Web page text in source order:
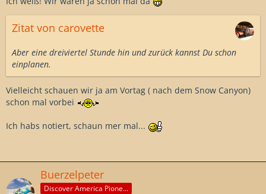
Zitat von carovette
Aber eine dreiviertel Stunde hin und zurück kannst Du schon
einplanen.
Vielleicht schauen wir ja am Vortag ( nach dem Snow Canyon)
schon mal vorbei
Ich habs notiert, schaun mer mal...
Buerzelpeter
Discover America Pioneer